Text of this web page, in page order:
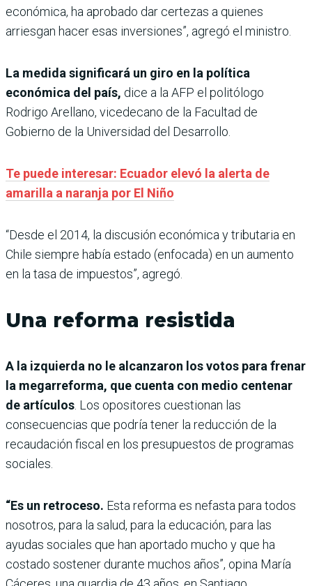
económica, ha aprobado dar certezas a quienes
arriesgan hacer esas inversiones”, agregó el ministro.
La medida significará un giro en la política
económica del país, dice a la AFP el politólogo
Rodrigo Arellano, vicedecano de la Facultad de
Gobierno de la Universidad del Desarrollo.
Te puede interesar: Ecuador elevó la alerta de
amarilla a naranja por El Niño
“Desde el 2014, la discusión económica y tributaria en
Chile siempre había estado (enfocada) en un aumento
en la tasa de impuestos”, agregó.
Una reforma resistida
A la izquierda no le alcanzaron los votos para frenar
la megarreforma, que cuenta con medio centenar
de artículos . Los opositores cuestionan las
consecuencias que podría tener la reducción de la
recaudación fiscal en los presupuestos de programas
sociales.
“Es un retroceso. Esta reforma es nefasta para todos
nosotros, para la salud, para la educación, para las
ayudas sociales que han aportado mucho y que ha
costado sostener durante muchos años”, opina María